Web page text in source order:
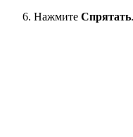
Нажмите Спрятать.